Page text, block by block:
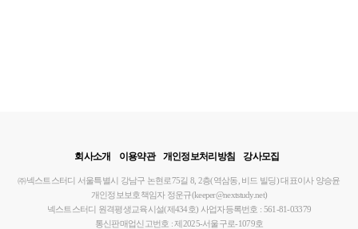
회사소개 이용약관 개인정보처리방침 강사모집
㈜넥스트스터디 서울특별시 강남구 논현로75길 8, 2층(역삼동, 비드 빌딩)대표이사 양승윤
개인정보보호책임자 정운규(keeper@nextstudy.net)
넥스트스터디 원격평생교육시설(제434호) 사업자등록번호 : 561-81-03379
통신판매업신고번호 : 제2025-서울구로-1079호